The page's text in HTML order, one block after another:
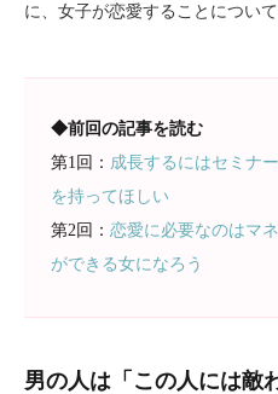
に、女子が恋愛することについ
◆前回の記事を読む
第1回： 成長するにはセミナ
を持ってほしい
第2回： 恋愛に必要なのはマ
ができる女になろう
男の人は「この人には敵